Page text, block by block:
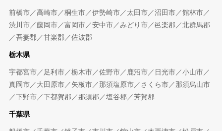
前橋市／高崎市／桐生市／伊勢崎市／太田市／沼田市／館林市／
渋川市／藤岡市／富岡市／安中市／みどり市／邑楽郡／北群馬郡
／吾妻郡／甘楽郡／佐波郡
栃木県
宇都宮市／足利市／栃木市／佐野市／鹿沼市／日光市／小山市／
真岡市／大田原市／矢板市／那須塩原市／さくら市／那須烏山市
／下野市／下都賀郡／那須郡／塩谷郡／芳賀郡
千葉県